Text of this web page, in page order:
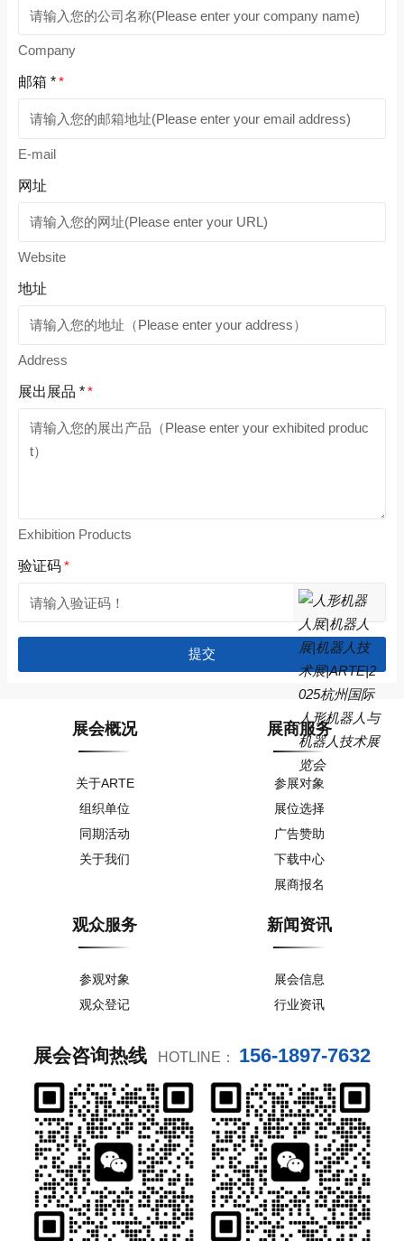
Company
邮箱 **
E-mail
网址
Website
地址
Address
展出展品 **
Exhibition Products
验证码*
提交
展会概况
关于ARTE
组织单位
同期活动
关于我们
展商服务
参展对象
展位选择
广告赞助
下载中心
展商报名
观众服务
参观对象
观众登记
新闻资讯
展会信息
行业资讯
展会咨询热线 HOTLINE： 156-1897-7632